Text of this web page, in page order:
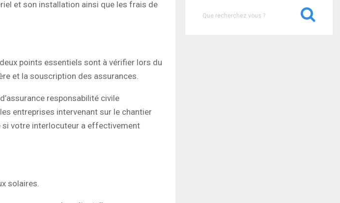
et son installation ainsi que les frais de
points essentiels sont à vérifier lors du
et la souscription des assurances.
responsabilité civile
entreprises intervenant sur le chantier
si votre interlocuteur a effectivement
solaires.